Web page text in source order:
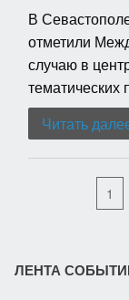
В
отметили
случаю в
тематических
Читать
1
ЛЕНТА